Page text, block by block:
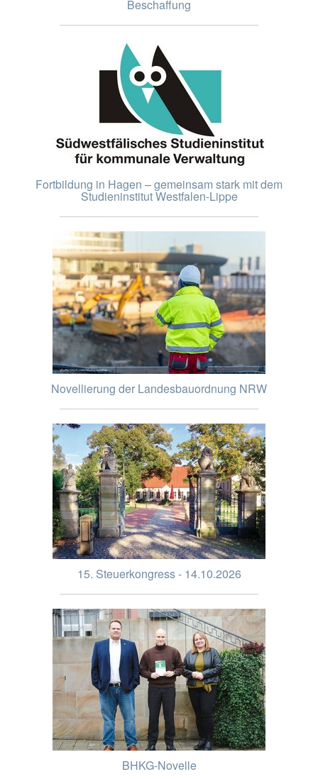
Beschaffung
Fortbildung in Hagen – gemeinsam stark mit dem
Studieninstitut Westfalen-Lippe
Novellierung der Landesbauordnung NRW
15. Steuerkongress - 14.10.2026
BHKG-Novelle